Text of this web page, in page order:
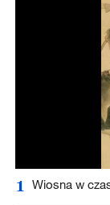
1 Wiosna w